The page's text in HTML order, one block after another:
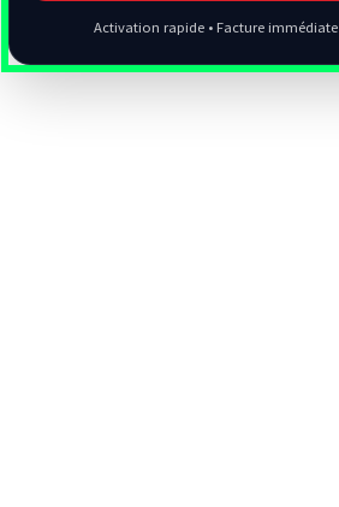
Activation rapide • Facture immédiate